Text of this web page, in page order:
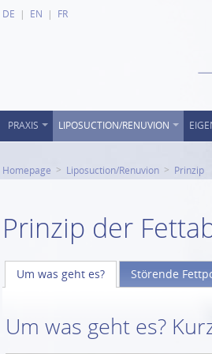
DE EN FR
PRAXIS LIPOSUCTION/RENUVION
Homepage Liposuction/Renuvion Prinzip
Prinzip der
Um was geht es? Störende
Um was geht es?